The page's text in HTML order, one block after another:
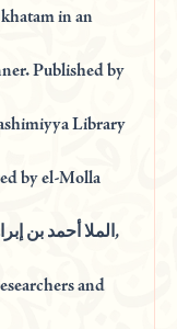
in an
Published by
Library
and